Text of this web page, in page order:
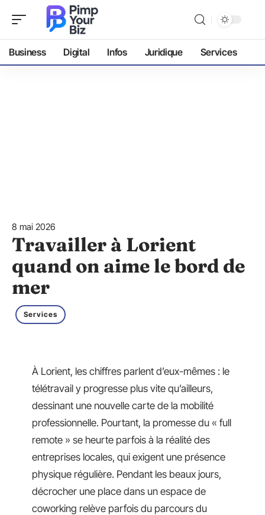
Business Digital Infos Juridique Services
8 mai 2026
Travailler à Lorient
quand on aime le bord de
mer
Services
À Lorient, les chiffres parlent d’eux-mêmes : le
télétravail y progresse plus vite qu’ailleurs,
dessinant une nouvelle carte de la mobilité
professionnelle. Pourtant, la promesse du « full
remote » se heurte parfois à la réalité des
entreprises locales, qui exigent une présence
physique régulière. Pendant les beaux jours,
décrocher une place dans un espace de
coworking relève parfois du parcours du